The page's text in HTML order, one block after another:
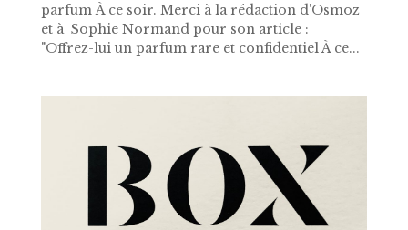
parfum À ce soir. Merci à la rédaction d'Osmoz
et à Sophie Normand pour son article :
"Offrez-lui un parfum rare et confidentiel À ce...